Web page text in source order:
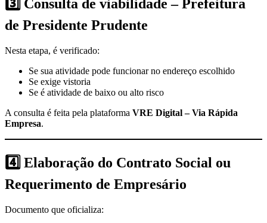
3️⃣ Consulta de viabilidade – Prefeitura
de Presidente Prudente
Nesta etapa, é verificado:
Se sua atividade pode funcionar no endereço escolhido
Se exige vistoria
Se é atividade de baixo ou alto risco
A consulta é feita pela plataforma VRE Digital – Via Rápida
Empresa.
4️⃣ Elaboração do Contrato Social ou
Requerimento de Empresário
Documento que oficializa: